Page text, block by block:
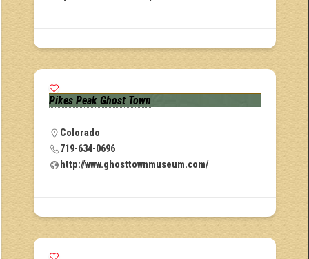
Pikes Peak Ghost Town
Colorado
719-634-0696
http://www.ghosttownmuseum.com/